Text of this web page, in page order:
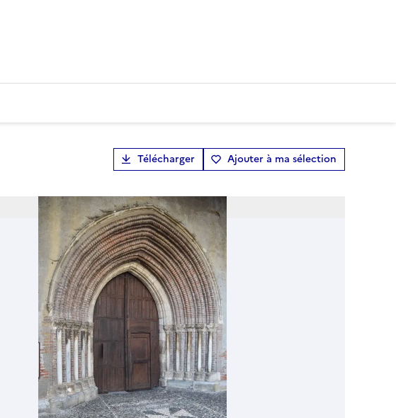
Télécharger Ajouter à ma sélection